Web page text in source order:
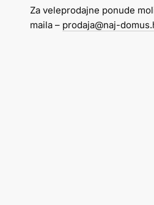
cm
ARTEA
Za veleprodajne ponude
maila – prodaja@naj-